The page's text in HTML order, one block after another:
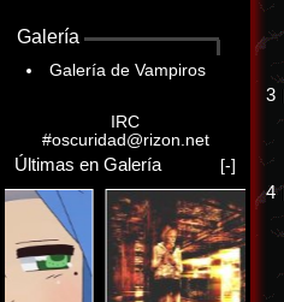
Galería
Galería de Vampiros
IRC
#oscuridad@rizon.net
Últimas en Galería [-]
3
4